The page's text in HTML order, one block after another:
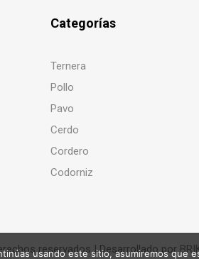
Categorías
Ternera
Pollo
Pavo
Cerdo
Cordero
Codorniz
reservados | Desarrollado por
usando este sitio, asumiremos que